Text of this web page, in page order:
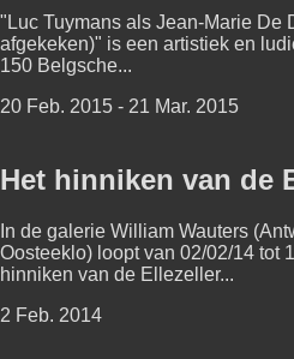
"Luc Tuymans als Jean-Marie De
afgekeken)" is een artistiek en
150 Belgsche...
20 Feb. 2015 - 21 Mar. 2015
Het hinniken van de
In de galerie William Wauters
Oosteeklo) loopt van 02/02/14 tot
hinniken van de Ellezeller...
2 Feb. 2014